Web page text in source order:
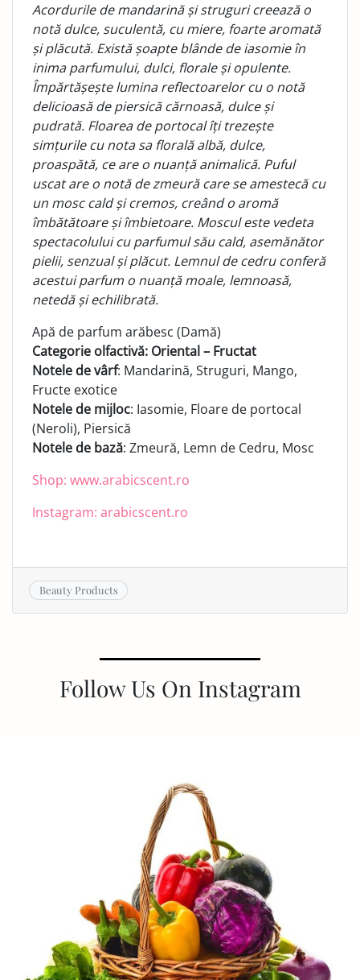
Acordurile de mandarină și struguri creează o
notă dulce, suculentă, cu miere, foarte aromată
și plăcută. Există șoapte blânde de iasomie în
inima parfumului, dulci, florale și opulente.
Împărtășește lumina reflectoarelor cu o notă
delicioasă de piersică cărnoasă, dulce și
pudrată. Floarea de portocal îți trezește
simțurile cu nota sa florală albă, dulce,
proaspătă, ce are o nuanță animalică. Puful
uscat are o notă de zmeură care se amestecă cu
un mosc cald și cremos, creând o aromă
îmbătătoare și îmbietoare. Moscul este vedeta
spectacolului cu parfumul său cald, asemănător
pielii, senzual și plăcut. Lemnul de cedru conferă
acestui parfum o nuanță moale, lemnoasă,
netedă și echilibrată.
Apă de parfum arăbesc (Damă)
Categorie olfactivă: Oriental – Fructat
Notele de vârf: Mandarină, Struguri, Mango,
Fructe exotice
Notele de mijloc: Iasomie, Floare de portocal
(Neroli), Piersică
Notele de bază: Zmeură, Lemn de Cedru, Mosc
Shop: www.arabicscent.ro
Instagram: arabicscent.ro
Beauty Products
Follow Us On Instagram